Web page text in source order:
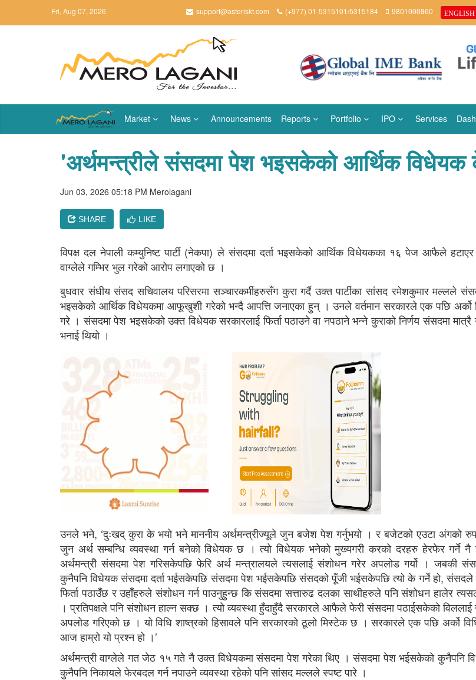
Fri, Aug 07, 2026 support@asteriskt.com (+977) 01-5315101/5315184 9801000860 ENGLISH
Market News Announcements Reports Portfolio IPO Services
'अर्थमन्त्रीले संसदमा पेश भइसकेको आर्थिक विधेयक
Jun 03, 2026 05:18 PM Merolagani
SHARE LIKE
विपक्ष दल नेपाली कम्युनिष्ट पार्टी (नेकपा) ले संसदमा दर्ता भइसकेको आर्थिक विधेयकका १६ पेज आफैले हटाएर
वाग्लेले गम्भिर भुल गरेको आरोप लगाएको छ ।
बुधवार संघीय संसद सचिवालय परिसरमा सञ्चारकर्मीहरुसँग कुरा गर्दै उक्त पार्टीका सांसद रमेशकुमार मल्लले
भइसकेको आर्थिक विधेयकमा आफूखुशी गरेको भन्दै आपत्ति जनाएका हुन् । उनले वर्तमान सरकारले एक पछि अर्को
गरे । संसदमा पेश भइसकेको उक्त विधेयक सरकारलाई फिर्ता पठाउने वा नपठाने भन्ने कुराको निर्णय संसदमा
भनाई थियो ।
उनले भने, ‘दुःखद् कुरा के भयो भने माननीय अर्थमन्त्रीज्यूले जुन बजेश पेश गर्नुभयो । र बजेटको एउटा अंगको
जुन अर्थ सम्बन्धि व्यवस्था गर्न बनेको विधेयक छ । त्यो विधेयक भनेको मुख्यगरी करको दरहरु हेरफेर गर्ने नै
अर्थमन्त्रीे संसदमा पेश गरिसकेपछि फेरि अर्थ मन्त्रालयले त्यसलाई संशोधन गरेर अपलोड गर्यो । जबकी
कुनैपनि विधेयक संसदमा दर्ता भईसकेपछि संसदमा पेश भईसकेपछि संसदको पूँजी भईसकेपछि त्यो के गर्ने हो,
फिर्ता पठाउँछ र उहाँहरुले संशोधन गर्न पाउनुहुन्छ कि संसदमा सत्तारुढ दलका साथीहरुले पनि संशोधन हालेर
। प्रतिपक्षले पनि संशोधन हाल्न सक्छ । त्यो व्यवस्था हुँदाहुँदै सरकारले आफैले फेरी संसदमा पठाईसकेको
अपलोड गरिएको छ । यो विधि शाष्त्रको हिसावले पनि सरकारको ठूलो मिस्टेक छ । सरकारले एक पछि अर्को
आज हाम्रो यो प्रश्न हो ।’
अर्थमन्त्री वाग्लेले गत जेठ १५ गते नै उक्त विधेयकमा संसदमा पेश गरेका थिए । संसदमा पेश भईसकेको कुनैपनि
कुनैपनि निकायले फेरबदल गर्न नपाउने व्यवस्था रहेको पनि सांसद मल्लले स्पष्ट पारे ।